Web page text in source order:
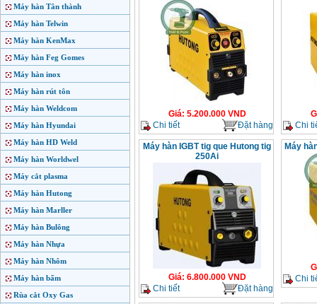
Máy hàn Tân thành
Máy hàn Telwin
Máy hàn KenMax
Máy hàn Feg Gomes
Máy hàn inox
Máy hàn rút tôn
Máy hàn Weldcom
Máy hàn Hyundai
Máy hàn HD Weld
Máy hàn Worldwel
Máy cắt plasma
Máy hàn Hutong
Máy hàn Marller
Máy hàn Bulông
Máy hàn Nhựa
Máy hàn Nhôm
Máy hàn bấm
Rùa cắt Oxy Gas
Giá: 5.200.000VND
Chi tiết
Đặt hàng
Chi
Máy hàn IGBT tig que Hutong tig
250Ai
Giá: 6.800.000VND
Chi tiết
Đặt hàng
Máy
Chi